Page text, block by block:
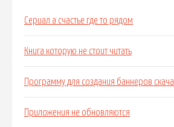
Сериал а счастье где то рядом
Книга которую не стоит читать
Программу для создания баннеров
Приложения не обновляются